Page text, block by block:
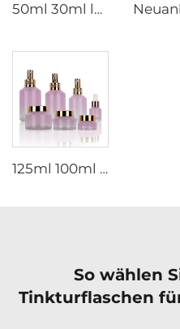
50ml 30ml luxuriöse klare blaue Kosmetik-Gesichtslotions-Creme-Glasflasche -Dose Verpackungssatz mit Pumpe
125ml 100ml 60ml 15ml 100g 50g 30g Hautpflege-Paket Glas Kosmetik-Pumpe Spray Serum Toner Flasche
So wählen
Tinkturflaschen